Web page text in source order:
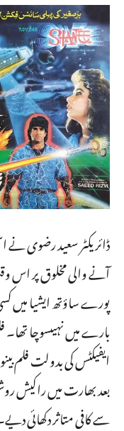
ڈائریکٹر سعید
آنے والی مخلوق پر اس
پورے ساؤتھ ایشیا
بارے میں نہیںسوچا
ایفیکٹس کی بدولت فلم
بعد بھارت میں راکیش
سے کافی متاثر دکھائی